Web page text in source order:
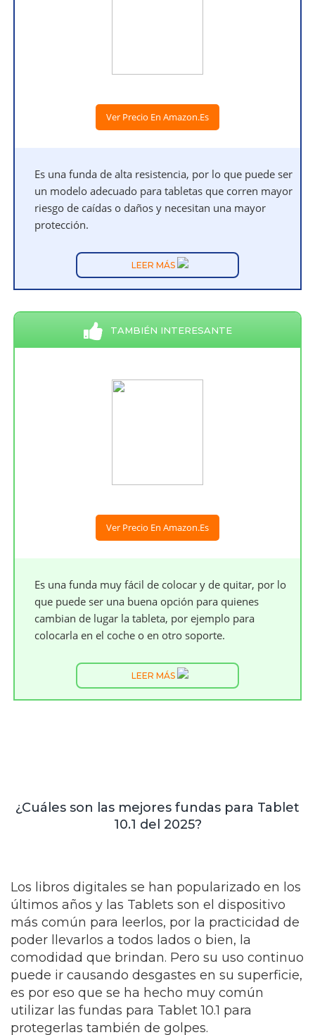
Ver Precio En Amazon.es
Es una funda de alta resistencia, por lo que puede ser
un modelo adecuado para tabletas que corren mayor
riesgo de caídas o daños y necesitan una mayor
protección.
LEER MÁS
TAMBIÉN INTERESANTE
Ver Precio En Amazon.es
Es una funda muy fácil de colocar y de quitar, por lo
que puede ser una buena opción para quienes
cambian de lugar la tableta, por ejemplo para
colocarla en el coche o en otro soporte.
LEER MÁS
¿Cuáles son las mejores fundas para Tablet
10.1 del 2025?
Los libros digitales se han popularizado en los
últimos años y las Tablets son el dispositivo
más común para leerlos, por la practicidad de
poder llevarlos a todos lados o bien, la
comodidad que brindan. Pero su uso continuo
puede ir causando desgastes en su superficie,
es por eso que se ha hecho muy común
utilizar las fundas para Tablet 10.1 para
protegerlas también de golpes.